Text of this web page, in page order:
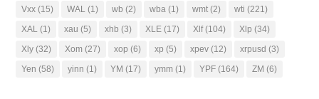
Vxx (15) WAL (1) wb (2) wba (1) wmt (2) wti (221)
XAL (1) xau (5) xhb (3) XLE (17) Xlf(104) Xlp (34)
Xly (32) Xom (27) xop (6) xp (5) xpev (12) xrpusd (3)
Yen (58) yinn (1) YM (17) ymm (1) YPF (164) ZM (6)